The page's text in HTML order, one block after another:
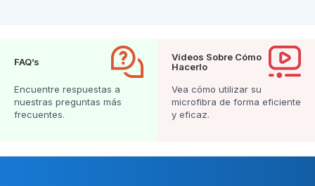
FAQ’s
Encuentre respuestas a
nuestras preguntas más
frecuentes.
Vídeos Sobre Cómo
Hacerlo
Vea cómo utilizar su
microfibra de forma eficiente
y eficaz.